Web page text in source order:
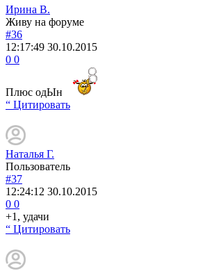
Ирина В.
Живу на форуме
#36
12:17:49 30.10.2015
0 0
Плюс одЫн
“ Цитировать
Наталья Г.
Пользователь
#37
12:24:12 30.10.2015
0 0
+1, удачи
“ Цитировать